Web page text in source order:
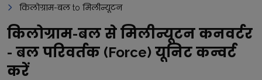
किलोग्राम-बल to मिलीन्यूटन
किलोग्राम-बल से मिलीन्यूटन कनवर्टर
- बल परिवर्तक (Force) यूनिट कन्वर्ट
करें